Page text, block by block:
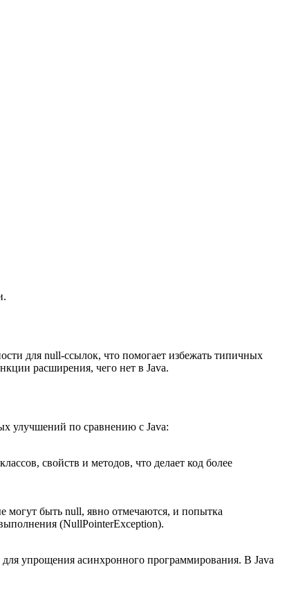
для null-ссылок, что помогает избежать типичных
расширения, чего нет в Java.
улучшений по сравнению с Java:
свойств и методов, что делает код более
могут быть null, явно отмечаются, и попытка
(NullPointerException).
упрощения асинхронного программирования. В Java